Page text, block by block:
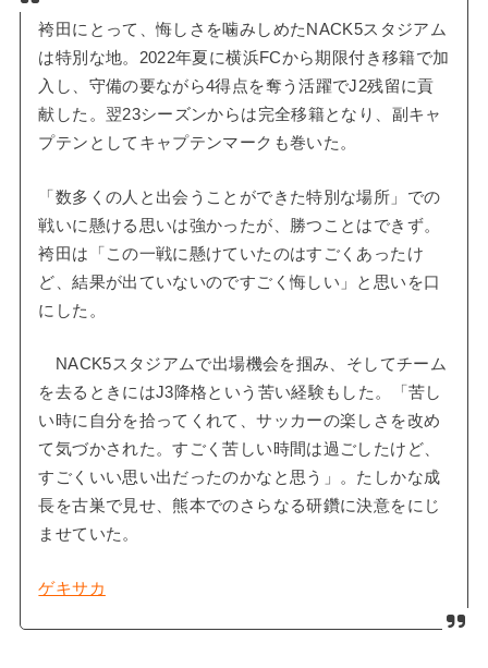
袴田にとって、悔しさを噛みしめたNACK5スタジアム
は特別な地。2022年夏に横浜FCから期限付き移籍で加
入し、守備の要ながら4得点を奪う活躍でJ2残留に貢
献した。翌23シーズンからは完全移籍となり、副キャ
プテンとしてキャプテンマークも巻いた。
「数多くの人と出会うことができた特別な場所」での
戦いに懸ける思いは強かったが、勝つことはできず。
袴田は「この一戦に懸けていたのはすごくあったけ
ど、結果が出ていないのですごく悔しい」と思いを口
にした。
NACK5スタジアムで出場機会を掴み、そしてチーム
を去るときにはJ3降格という苦い経験もした。「苦し
い時に自分を拾ってくれて、サッカーの楽しさを改め
て気づかされた。すごく苦しい時間は過ごしたけど、
すごくいい思い出だったのかなと思う」。たしかな成
長を古巣で見せ、熊本でのさらなる研鑽に決意をにじ
ませていた。
ゲキサカ